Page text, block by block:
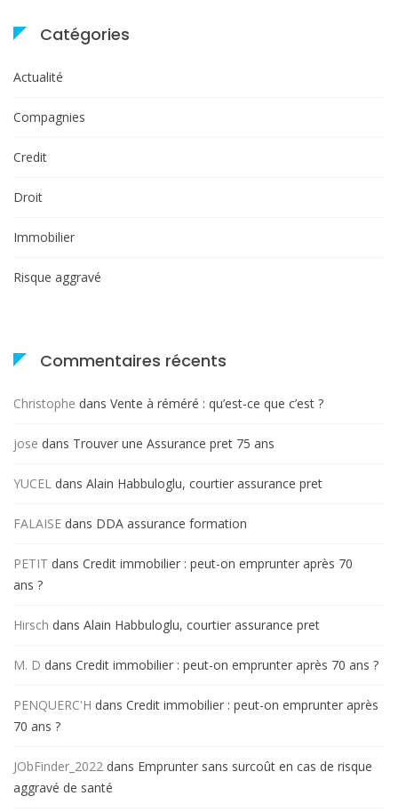
Catégories
Actualité
Compagnies
Credit
Droit
Immobilier
Risque aggravé
Commentaires récents
Christophe dans Vente à réméré : qu’est-ce que c’est ?
jose dans Trouver une Assurance pret 75 ans
YUCEL dans Alain Habbuloglu, courtier assurance pret
FALAISE dans DDA assurance formation
PETIT dans Credit immobilier : peut-on emprunter après 70
ans ?
Hirsch dans Alain Habbuloglu, courtier assurance pret
M. D dans Credit immobilier : peut-on emprunter après 70 ans ?
PENQUERC'H dans Credit immobilier : peut-on emprunter après
70 ans ?
JObFinder_2022 dans Emprunter sans surcoût en cas de risque
aggravé de santé